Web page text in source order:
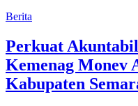
Berita
Perkuat
Kemenag Monev
Kabupaten